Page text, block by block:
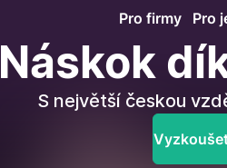
Pro firmy Pro
Náskok
S největší českou